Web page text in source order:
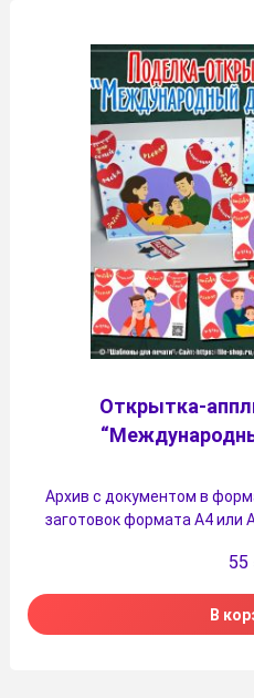
Открытка-
Архив с документом в
заготовок формата А4 или
55
В